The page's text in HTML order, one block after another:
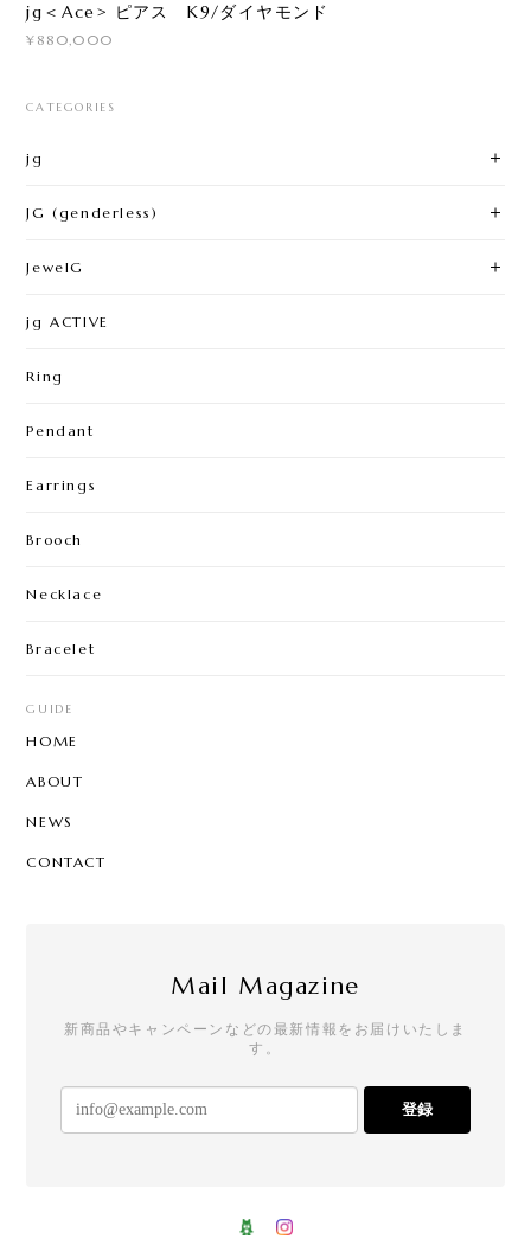
jg＜Ace> ピアス K9/ダイヤモンド
¥880,000
CATEGORIES
jg
JG (genderless)
JewelG
jg ACTIVE
Ring
Pendant
Earrings
Brooch
Necklace
Bracelet
GUIDE
HOME
ABOUT
NEWS
CONTACT
Mail Magazine
新商品やキャンペーンなどの最新情報をお届けいたしま
す。
登録